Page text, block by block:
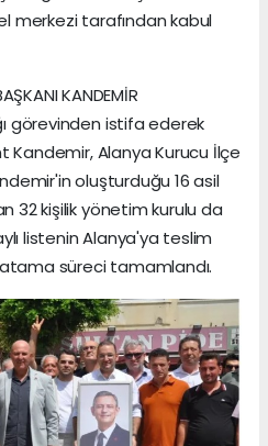
merkezi tarafından kabul
KANDEMİR
görevinden istifa ederek
Kandemir, Alanya Kurucu İlçe
oluşturduğu 16 asil
32 kişilik yönetim kurulu da
listenin Alanya'ya teslim
süreci tamamlandı.